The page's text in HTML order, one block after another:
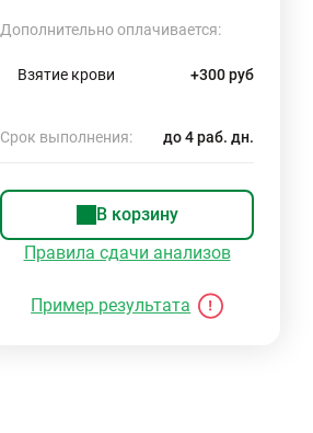
Дополнительно оплачивается:
Взятие крови +300 руб
Срок выполнения: до 4 раб. дн.
В корзину
Правила сдачи анализов
Пример результата